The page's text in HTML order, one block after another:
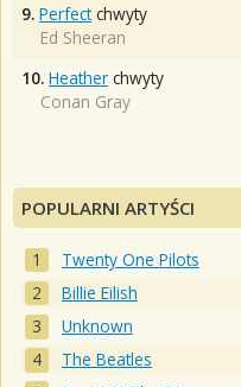
9. Perfectchwyty
Ed Sheeran
10. Heather chwyty
Conan Gray
POPULARNI ARTYŚCI
Twenty One Pilots
Billie Eilish
Unknown
The Beatles